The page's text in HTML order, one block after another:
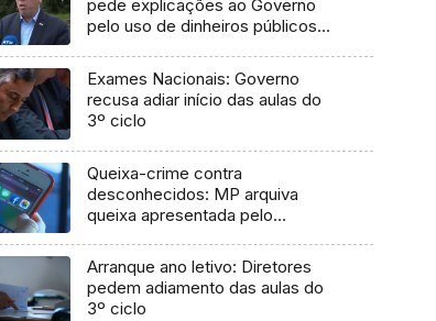
pede explicações ao Governo
pelo uso de dinheiros públicos
Exames Nacionais: Governo
recusa adiar início das aulas do
3º ciclo
Queixa-crime contra
desconhecidos: MP arquiva
queixa apresentada pelo
Arranque ano letivo: Diretores
pedem adiamento das aulas do
3º ciclo